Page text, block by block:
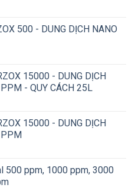
500 - DUNG DỊCH NANO
15000 - DUNG DỊCH
- QUY CÁCH 25L
15000 - DUNG DỊCH
PPM
500 ppm, 1000 ppm, 3000